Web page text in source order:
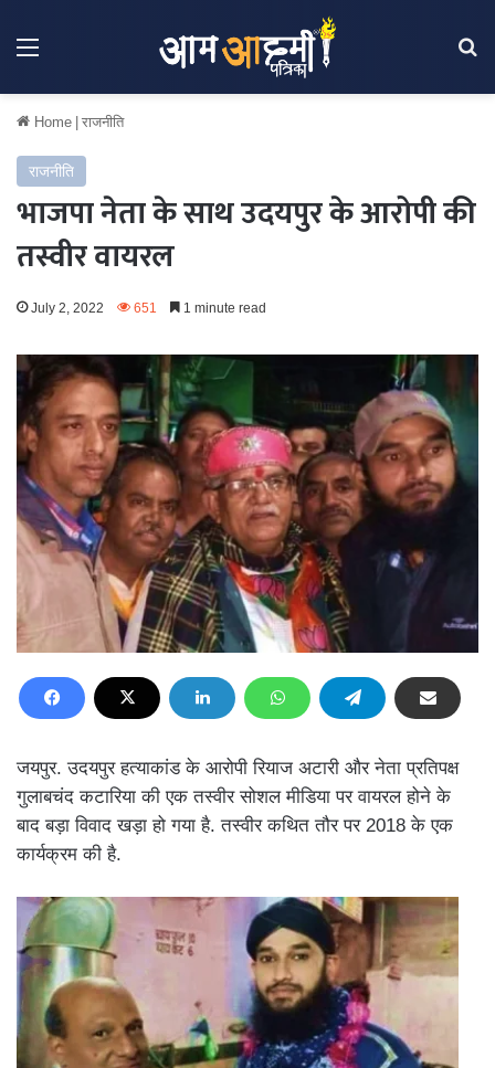
Menu
Home राजनीति
राजनीति
भाजपा नेता के साथ उदयपुर के आरोपी की
तस्वीर वायरल
July 2, 2022 651 1 minute read
जयपुर. उदयपुर हत्याकांड के आरोपी रियाज अटारी और नेता प्रतिपक्ष
गुलाबचंद कटारिया की एक तस्वीर सोशल मीडिया पर वायरल होने के
बाद बड़ा विवाद खड़ा हो गया है. तस्वीर कथित तौर पर 2018 के एक
कार्यक्रम की है.